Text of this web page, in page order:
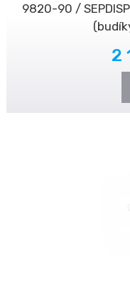
9820-90 /
2